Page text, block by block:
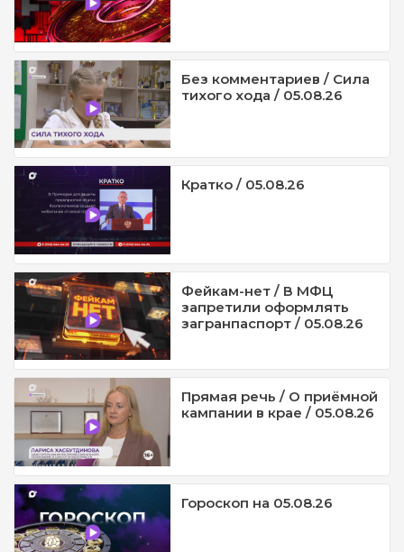
Без комментариев / Сила
тихого хода / 05.08.26
Кратко / 05.08.26
Фейкам-нет / В МФЦ
запретили оформлять
загранпаспорт / 05.08.26
Прямая речь / О приёмной
кампании в крае / 05.08.26
Гороскоп на 05.08.26